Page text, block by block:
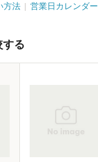
方法 営業日カレンダー
する